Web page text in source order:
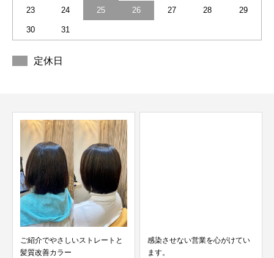
23 24 25 26 27 28 29
30 31
定休日
ご紹介でやさしいストレートと
髪質改善カラー
感染させない営業を心がけてい
ます。